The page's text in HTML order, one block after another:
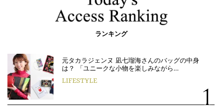
ランキング
元タカラジェンヌ 凪七瑠海さんのバッグの中身
は？ 「ユニークな小物を楽しみながら…
LIFESTYLE